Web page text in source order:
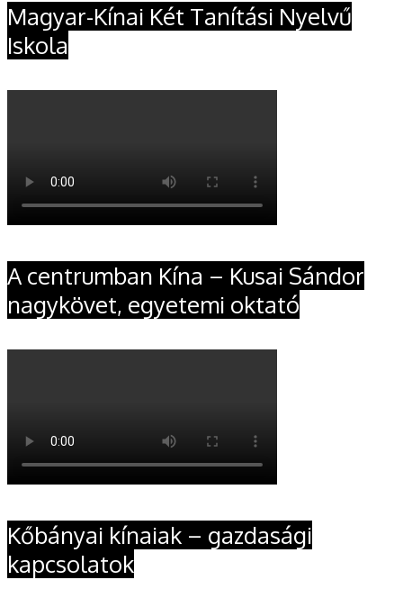
Magyar-Kínai Két Tanítási Nyelvű
Iskola
A centrumban Kína – Kusai Sándor
nagykövet, egyetemi oktató
Kőbányai kínaiak – gazdasági
kapcsolatok